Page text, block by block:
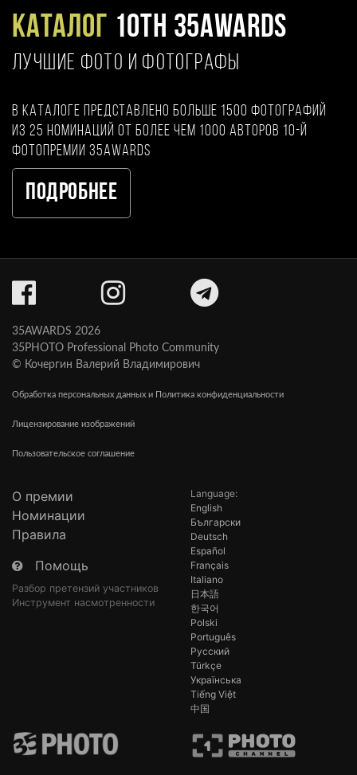
Каталог 10TH 35AWARDS
ЛУЧШИЕ ФОТО И ФОТОГРАФЫ
В каталоге представлено больше 1500 фотографий
из 25 номинаций от более чем 1000 авторов 10-й
фотопремии 35AWARDS
Подробнее
35AWARDS 2026
35PHOTO Professional Photo Community
© Кочергин Валерий Владимирович
Обработка персональных данных и Политика конфиденциальности
Лицензирование изображений
Пользовательское соглашение
О премии
Номинации
Правила
Помощь
Разбор претензий участников
Инструмент насмотренности
Language:
English
Български
Deutsch
Español
Français
Italiano
日本語
한국어
Polski
Português
Русский
Türkçe
Українська
Tiếng Việt
中国